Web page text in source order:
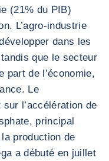
(21% du PIB)
L’agro-industrie
dans les
que le secteur
part de l’économie,
Le
l’accélération de
principal
production de
a débuté en juillet